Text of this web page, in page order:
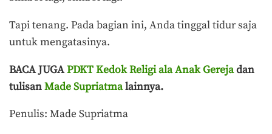
Tapi tenang. Pada bagian ini, Anda tinggal tidur saja
untuk mengatasinya.
BACA JUGAPDKT Kedok Religi ala Anak Gerejadan
tulisanMade Supriatmalainnya.
Penulis: Made Supriatma